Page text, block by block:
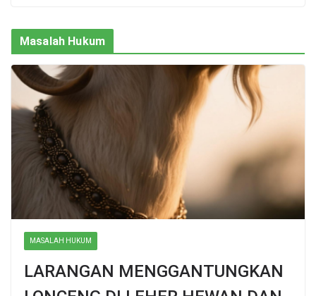
Masalah Hukum
MASALAH HUKUM
LARANGAN MENGGANTUNGKAN